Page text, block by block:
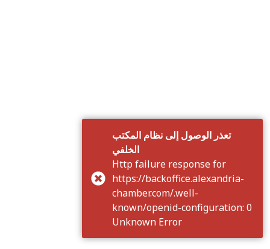
تعذر الوصول إلى نظام المكتب
الخلفي
Http failure response for
https://backoffice.alexandria-
chamber.com/.well-
known/openid-configuration: 0
Unknown Error